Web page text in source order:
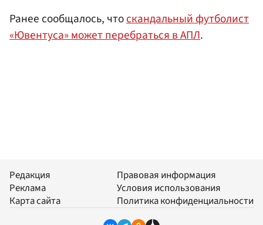
Ранее сообщалось, чтоскандальный футболист
«Ювентуса» может перебраться в АПЛ.
Редакция
Реклама
Карта сайта
Правовая информация
Условия использования
Политика конфиденциальности